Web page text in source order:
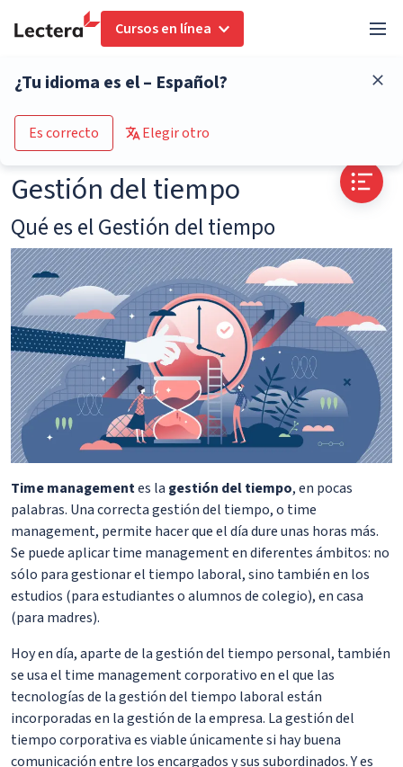
Cursos en línea
¿Tu idioma es el – Español?
Es correcto Elegir otro
Go to the course catalogue
Gestión del tiempo
Qué es el Gestión del tiempo
Time managementes la gestión del tiempo, en pocas
palabras. Una correcta gestión del tiempo, o time
management, permite hacer que el día dure unas horas más.
Se puede aplicar time management en diferentes ámbitos: no
sólo para gestionar el tiempo laboral, sino también en los
estudios (para estudiantes o alumnos de colegio), en casa
(para madres).
Hoy en día, aparte de la gestión del tiempo personal, también
se usa el time management corporativo en el que las
tecnologías de la gestión del tiempo laboral están
incorporadas en la gestión de la empresa. La gestión del
tiempo corporativa es viable únicamente si hay buena
comunicación entre los encargados y sus subordinados. Y es